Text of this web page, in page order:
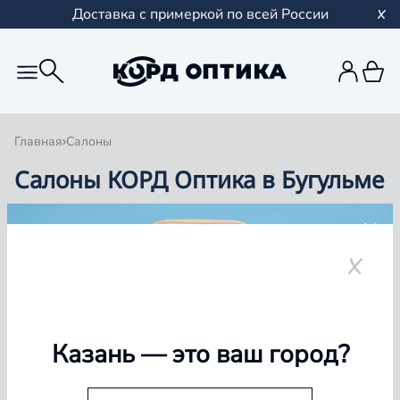
Доставка с примеркой по всей России
Главная Салоны
Салоны КОРД Оптика в Бугульме
Группа компаний «Корд Оптика» - это более 100
Казань— это ваш город?